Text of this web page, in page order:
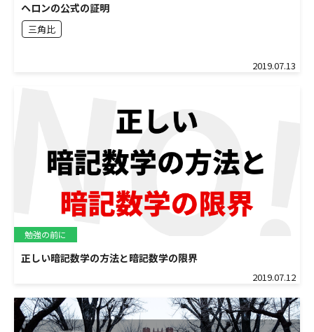
ヘロンの公式の証明
三角比
2019.07.13
正しい暗記数学の方法と暗記数学の限界
勉強の前に
2019.07.12